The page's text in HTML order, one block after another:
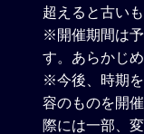
超えると古い
※開催期間は
す。あらかじ
※今後、時期
容のものを開
際には一部、